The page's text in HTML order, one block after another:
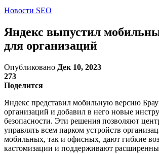
Новости SEO
Яндекс выпустил
для организаций
Опубликовано Дек 10, 2023
273
Поделится
Яндекс представил мобильную версию
организаций и добавил в него новые
безопасности. Эти решения позволяют
управлять всем парком устройств
мобильных, так и офисных, дают гибкие
кастомизации и поддерживают